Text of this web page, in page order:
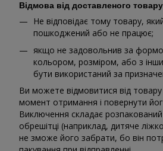
Відмова від доставленого
Не відповідає тому товару,
пошкоджений або не працює;
якщо не задовольнив за
кольором, розміром, або з
бути використаний за
Ви можете відмовитися від
момент отримання і повернути
Виключення складає
обрешітці (наприклад, дитяче
не зможе його забрати, бо він